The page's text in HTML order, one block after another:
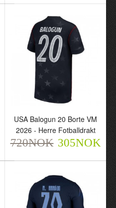
USA Balogun 20 Borte
VM 2026 - Herre
Fotballdrakt
720NOK 305NOK
USA Balogun 20 Borte VM
2026 - Herre Fotballdrakt
720NOK 305NOK